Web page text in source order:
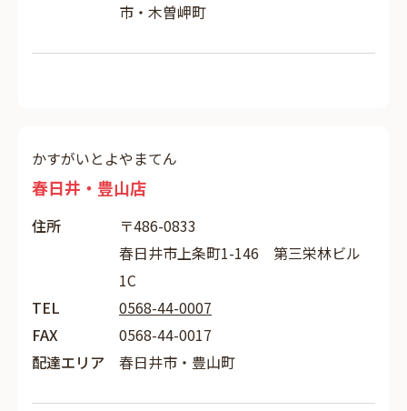
市・木曽岬町
かすがいとよやまてん
春日井・豊山店
住所
〒486-0833
春日井市上条町1-146 第三栄林ビル
1C
TEL
0568-44-0007
FAX
0568-44-0017
配達エリア
春日井市・豊山町